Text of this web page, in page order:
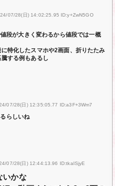
07/28(日) 14:02:25.95 ID:y+ZwN5GO
段が大きく変わるから値段では一概
特化したスマホや2画面、折りたたみ
する例もあるし
07/28(日) 12:35:05.77 ID:a3F+3Wm7
らしいね
07/28(日) 12:44:13.96 ID:tkaISjyE
いかな